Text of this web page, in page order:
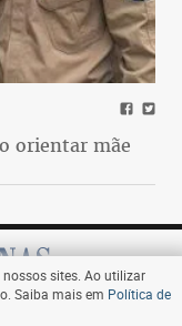
orientar mãe
sites. Ao utilizar
Saiba mais em Política de